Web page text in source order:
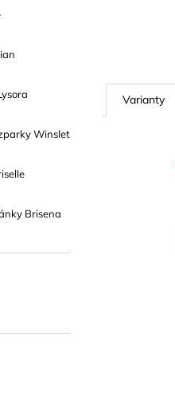
Winslet
Brisena
Varianty